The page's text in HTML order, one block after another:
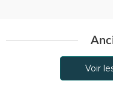
Voir